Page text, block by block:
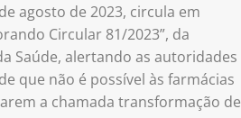
agosto de 2023, circula em
Circular 81/2023”, da
Saúde, alertando as autoridades
que não é possível às farmácias
a chamada transformação de